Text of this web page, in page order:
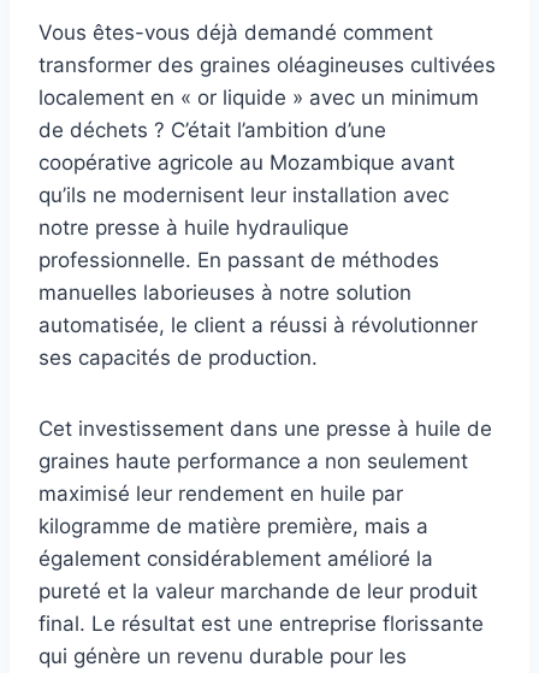
Vous êtes-vous déjà demandé comment
transformer des graines oléagineuses cultivées
localement en « or liquide » avec un minimum
de déchets ? C’était l’ambition d’une
coopérative agricole au Mozambique avant
qu’ils ne modernisent leur installation avec
notre presse à huile hydraulique
professionnelle. En passant de méthodes
manuelles laborieuses à notre solution
automatisée, le client a réussi à révolutionner
ses capacités de production.
Cet investissement dans une presse à huile de
graines haute performance a non seulement
maximisé leur rendement en huile par
kilogramme de matière première, mais a
également considérablement amélioré la
pureté et la valeur marchande de leur produit
final. Le résultat est une entreprise florissante
qui génère un revenu durable pour les